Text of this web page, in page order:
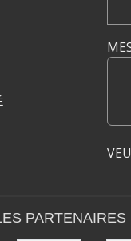
PARTENAIRES